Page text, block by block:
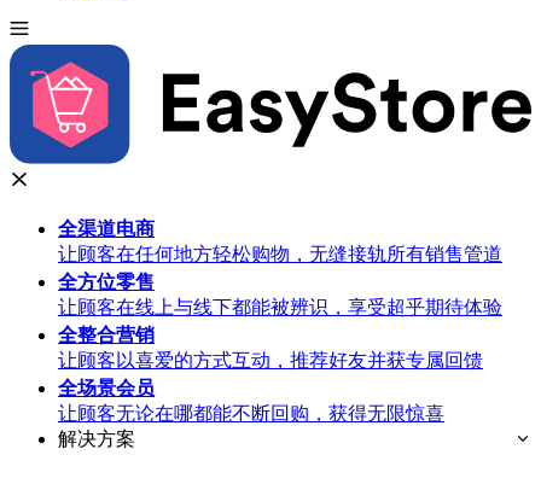
全渠道电商
让顾客在任何地方轻松购物，无缝接轨所有销售管道
全方位零售
让顾客在线上与线下都能被辨识，享受超乎期待体验
全整合营销
让顾客以喜爱的方式互动，推荐好友并获专属回馈
全场景会员
让顾客无论在哪都能不断回购，获得无限惊喜
解决方案